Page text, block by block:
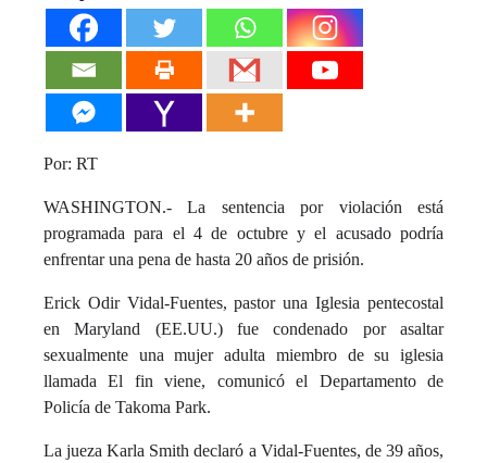
Por: RT
WASHINGTON.- La sentencia por violación está
programada para el 4 de octubre y el acusado podría
enfrentar una pena de hasta 20 años de prisión.
Erick Odir Vidal-Fuentes, pastor una Iglesia pentecostal
en Maryland (EE.UU.) fue condenado por asaltar
sexualmente una mujer adulta miembro de su iglesia
llamada El fin viene, comunicó el Departamento de
Policía de Takoma Park.
La jueza Karla Smith declaró a Vidal-Fuentes, de 39 años,